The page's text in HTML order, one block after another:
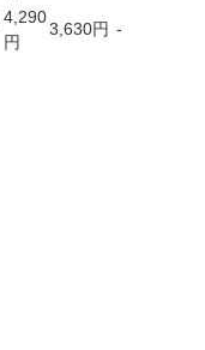
4,290
円
3,630円 -